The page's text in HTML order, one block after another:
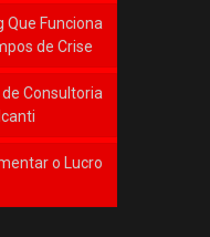
Que Funciona
de Crise
Consultoria
o Lucro